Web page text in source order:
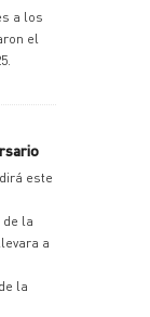
a los
el
este
de la
a
la